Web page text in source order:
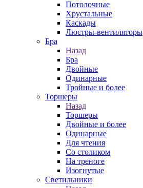
Потолочные
Хрустальные
Каскады
Люстры-вентиляторы
Бра
Назад
Бра
Двойные
Одинарные
Тройные и более
Торшеры
Назад
Торшеры
Двойные и более
Одинарные
Для чтения
Со столиком
На треноге
Изогнутые
Светильники